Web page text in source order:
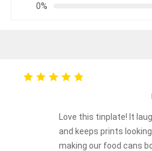
0%
Love this tinplate! It
and keeps prints
making our food cans